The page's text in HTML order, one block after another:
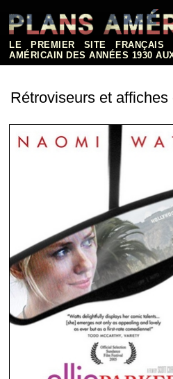
contenu
LE PREMIER SITE FRANÇAIS
AMÉRICAIN DES ANNÉES 1930
Rétroviseurs et